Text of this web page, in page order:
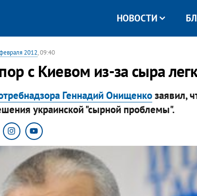
НОВОСТИ
2012, 09:40
с Киевом из-за сыра
Геннадий Онищенкозаявил,
украинской "сырной проблемы".